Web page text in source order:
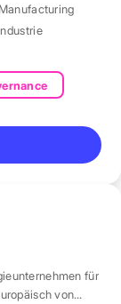
Manufacturing
für
von